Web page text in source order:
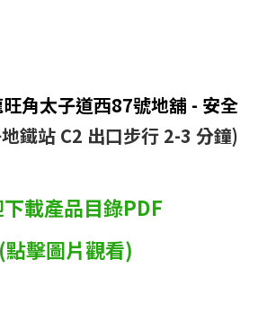
角太子道西87號地舖 - 安全
鐵站 C2 出口步行 2-3 分鐘)
載產品目錄PDF
(點擊圖片觀看)